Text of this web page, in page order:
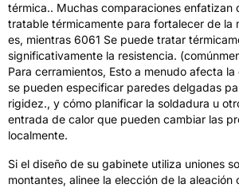
térmica.. Muchas comparaciones enfatizan
tratable térmicamente para fortalecer de la
es, mientras 6061 Se puede tratar
significativamente la resistencia.
Para cerramientos, Esto a menudo afecta
se pueden especificar paredes delgadas
rigidez., y cómo planificar la soldadura u
entrada de calor que pueden cambiar las
localmente.
Si el diseño de su gabinete utiliza uniones
montantes, alinee la elección de la aleación